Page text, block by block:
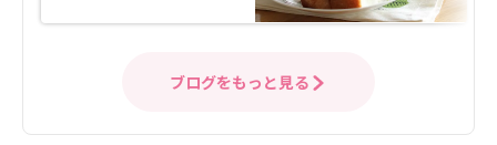
ブログをもっと見る